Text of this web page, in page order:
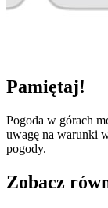
Pamiętaj!
Pogoda w górach
uwagę na warunki
pogody.
Zobacz